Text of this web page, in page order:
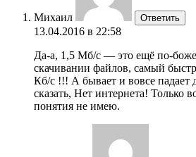
Михаил Ответить
13.04.2016 в 22:58
Да-а, 1,5 Мб/с — это ещё по-
скачивании файлов, самый
Кб/с !!! А бывает и вовсе
сказать, Нет интернета! Только
понятия не имею.